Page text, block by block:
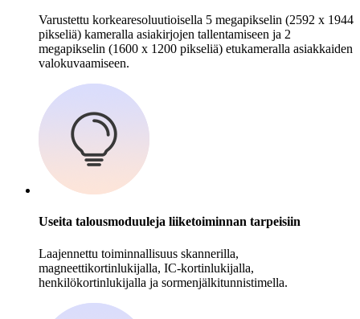
Varustettu korkearesoluutioisella 5 megapikselin (2592 x 1944
pikseliä) kameralla asiakirjojen tallentamiseen ja 2
megapikselin (1600 x 1200 pikseliä) etukameralla asiakkaiden
valokuvaamiseen.
Useita talousmoduuleja liiketoiminnan tarpeisiin
Laajennettu toiminnallisuus skannerilla,
magneettikortinlukijalla, IC-kortinlukijalla,
henkilökortinlukijalla ja sormenjälkitunnistimella.